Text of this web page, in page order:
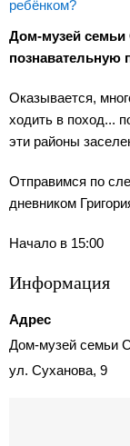
ребёнком?
Дом-музей семьи
познавательную
Оказывается,
ходить в поход...
эти районы
Отправимся по
дневником
Начало в 15:00
Информация
Адрес
Дом-музей семьи
ул. Суханова, 9